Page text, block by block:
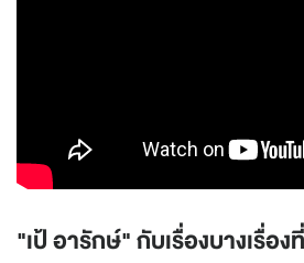
"เป้ อารักษ์" กับเรื่องบางเรื่อ